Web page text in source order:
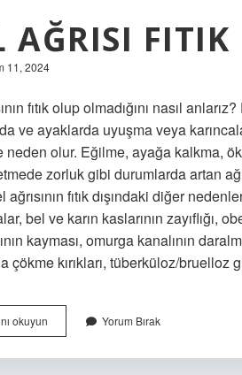
AĞRISI
11, 2024
fıtık olup olmadığını nasıl
ve ayaklarda uyuşma veya
neden olur. Eğilme, ayağa kalkma,
zorluk gibi durumlarda artan
ağrısının fıtık dışındaki diğer
bel ve karın kaslarının zayıflığı,
kayması, omurga kanalının
çökme kırıkları, tüberküloz/
okuyun
Ağrısı
Yorum Bırak